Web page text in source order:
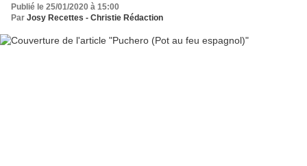
Publié le 25/01/2020 à 15:00
Par Josy Recettes - Christie Rédaction